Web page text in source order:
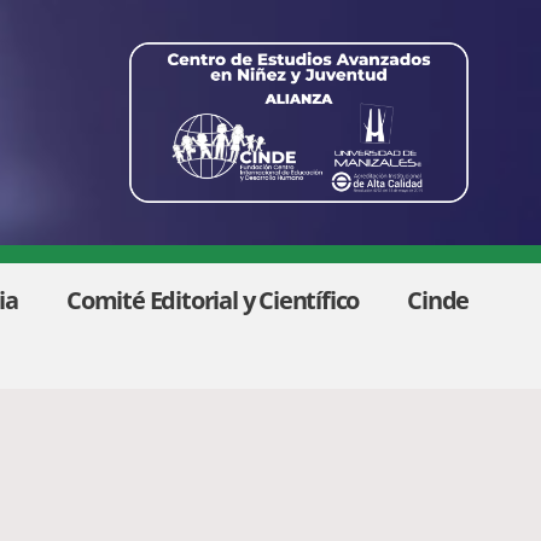
Comité Editorial y Científico
Cinde